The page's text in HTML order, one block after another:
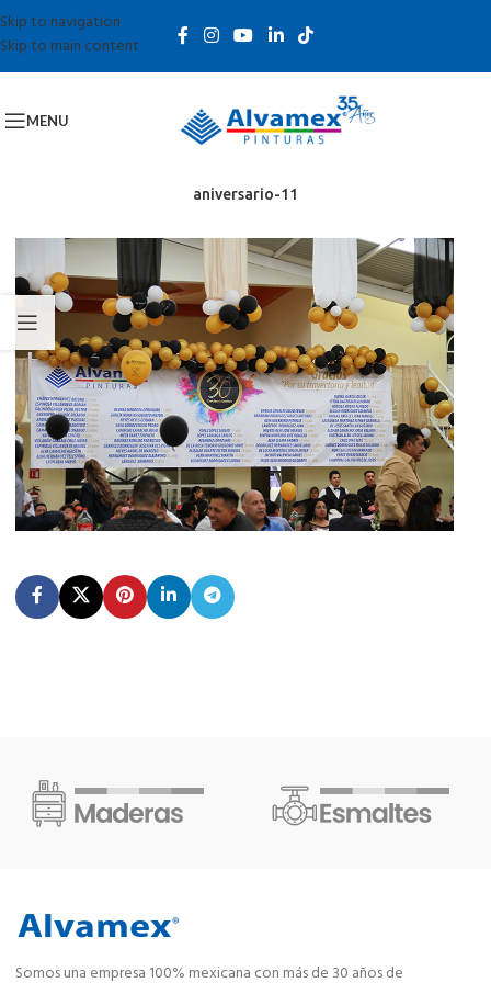
Skip to navigation
Skip to main content
MENU
aniversario-11
Somos una empresa 100% mexicana con más de 30 años de